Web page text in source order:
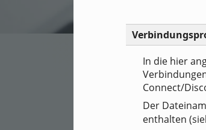
In die hier
Connect/
Der
enthalten